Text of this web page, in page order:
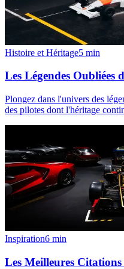
Histoire et Héritage5 min
Les Légendes Oubliées
Plongez dans l'univers des
des pilotes dont l'héritage
Inspiration6 min
Les Meilleures Citations